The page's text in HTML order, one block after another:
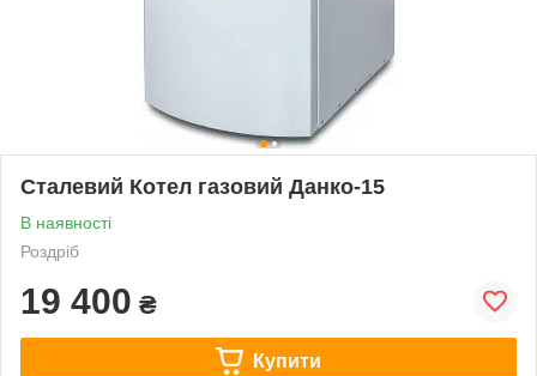
Сталевий Котел газовий Данко-15
В наявності
Роздріб
19 400 ₴
Купити